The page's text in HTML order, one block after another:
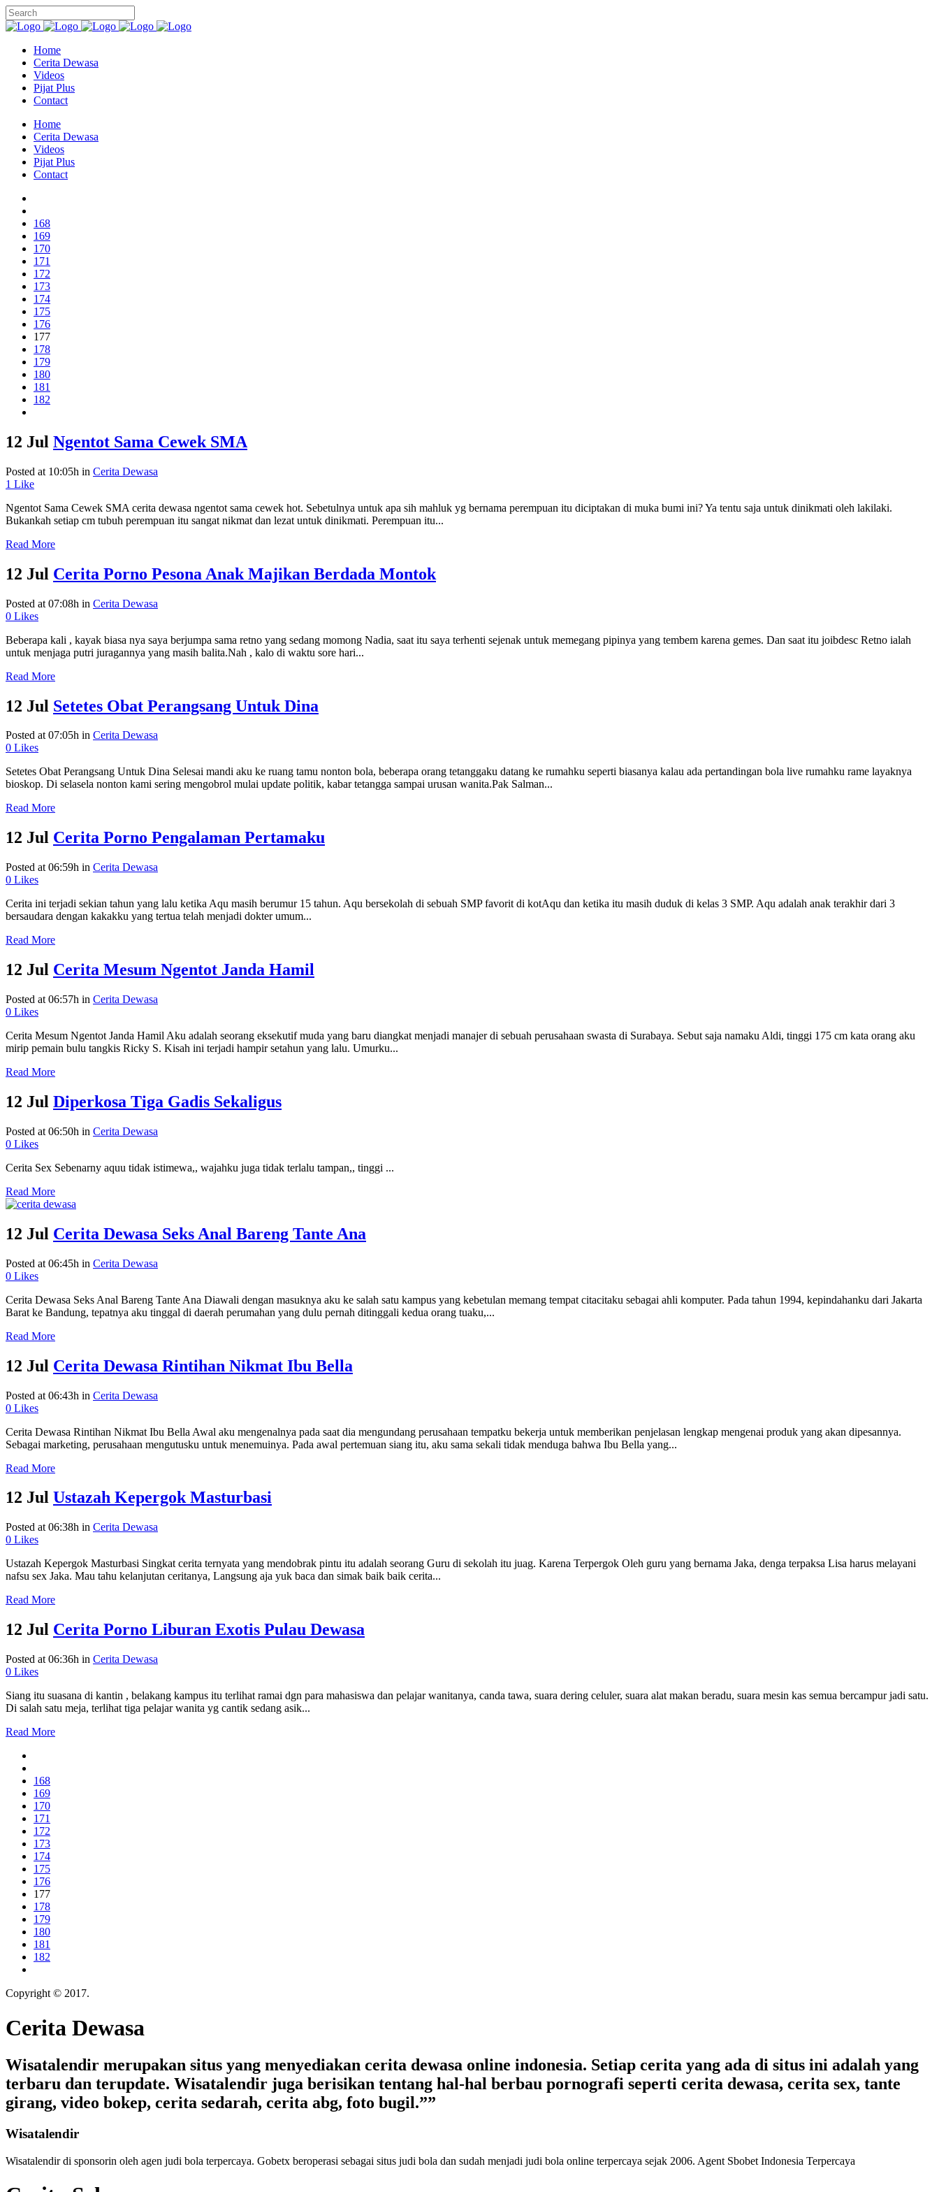
Home
Cerita Dewasa
Videos
Pijat Plus
Contact
Home
Cerita Dewasa
Videos
Pijat Plus
Contact
168
169
170
171
172
173
174
175
176
177
178
179
180
181
182
12 Jul Ngentot Sama Cewek SMA
Posted at 10:05h in Cerita Dewasa
1 Like
Ngentot Sama Cewek SMA cerita dewasa ngentot sama cewek hot. Sebetulnya untuk apa sih mahluk yg bernama perempuan itu diciptakan di muka bumi ini? Ya tentu saja untuk dinikmati oleh lakilaki.
Bukankah setiap cm tubuh perempuan itu sangat nikmat dan lezat untuk dinikmati. Perempuan itu...
Read More
12 Jul Cerita Porno Pesona Anak Majikan Berdada Montok
Posted at 07:08h in Cerita Dewasa
0 Likes
Beberapa kali , kayak biasa nya saya berjumpa sama retno yang sedang momong Nadia, saat itu saya terhenti sejenak untuk memegang pipinya yang tembem karena gemes. Dan saat itu joibdesc Retno ialah
untuk menjaga putri juragannya yang masih balita.Nah , kalo di waktu sore hari...
Read More
12 Jul Setetes Obat Perangsang Untuk Dina
Posted at 07:05h in Cerita Dewasa
0 Likes
Setetes Obat Perangsang Untuk Dina Selesai mandi aku ke ruang tamu nonton bola, beberapa orang tetanggaku datang ke rumahku seperti biasanya kalau ada pertandingan bola live rumahku rame layaknya
bioskop. Di selasela nonton kami sering mengobrol mulai update politik, kabar tetangga sampai urusan wanita.Pak Salman...
Read More
12 Jul Cerita Porno Pengalaman Pertamaku
Posted at 06:59h in Cerita Dewasa
0 Likes
Cerita ini terjadi sekian tahun yang lalu ketika Aqu masih berumur 15 tahun. Aqu bersekolah di sebuah SMP favorit di kotAqu dan ketika itu masih duduk di kelas 3 SMP. Aqu adalah anak terakhir dari 3
bersaudara dengan kakakku yang tertua telah menjadi dokter umum...
Read More
12 Jul Cerita Mesum Ngentot Janda Hamil
Posted at 06:57h in Cerita Dewasa
0 Likes
Cerita Mesum Ngentot Janda Hamil Aku adalah seorang eksekutif muda yang baru diangkat menjadi manajer di sebuah perusahaan swasta di Surabaya. Sebut saja namaku Aldi, tinggi 175 cm kata orang aku
mirip pemain bulu tangkis Ricky S. Kisah ini terjadi hampir setahun yang lalu. Umurku...
Read More
12 Jul Diperkosa Tiga Gadis Sekaligus
Posted at 06:50h in Cerita Dewasa
0 Likes
Cerita Sex Sebenarny aquu tidak istimewa,, wajahku juga tidak terlalu tampan,, tinggi ...
Read More
12 Jul Cerita Dewasa Seks Anal Bareng Tante Ana
Posted at 06:45h in Cerita Dewasa
0 Likes
Cerita Dewasa Seks Anal Bareng Tante Ana Diawali dengan masuknya aku ke salah satu kampus yang kebetulan memang tempat citacitaku sebagai ahli komputer. Pada tahun 1994, kepindahanku dari Jakarta
Barat ke Bandung, tepatnya aku tinggal di daerah perumahan yang dulu pernah ditinggali kedua orang tuaku,...
Read More
12 Jul Cerita Dewasa Rintihan Nikmat Ibu Bella
Posted at 06:43h in Cerita Dewasa
0 Likes
Cerita Dewasa Rintihan Nikmat Ibu Bella Awal aku mengenalnya pada saat dia mengundang perusahaan tempatku bekerja untuk memberikan penjelasan lengkap mengenai produk yang akan dipesannya.
Sebagai marketing, perusahaan mengutusku untuk menemuinya. Pada awal pertemuan siang itu, aku sama sekali tidak menduga bahwa Ibu Bella yang...
Read More
12 Jul Ustazah Kepergok Masturbasi
Posted at 06:38h in Cerita Dewasa
0 Likes
Ustazah Kepergok Masturbasi Singkat cerita ternyata yang mendobrak pintu itu adalah seorang Guru di sekolah itu juag. Karena Terpergok Oleh guru yang bernama Jaka, denga terpaksa Lisa harus melayani
nafsu sex Jaka. Mau tahu kelanjutan ceritanya, Langsung aja yuk baca dan simak baik baik cerita...
Read More
12 Jul Cerita Porno Liburan Exotis Pulau Dewasa
Posted at 06:36h in Cerita Dewasa
0 Likes
Siang itu suasana di kantin , belakang kampus itu terlihat ramai dgn para mahasiswa dan pelajar wanitanya, canda tawa, suara dering celuler, suara alat makan beradu, suara mesin kas semua bercampur jadi satu.
Di salah satu meja, terlihat tiga pelajar wanita yg cantik sedang asik...
Read More
168
169
170
171
172
173
174
175
176
177
178
179
180
181
182
Copyright © 2017.
Cerita Dewasa
Wisatalendir merupakan situs yang menyediakan cerita dewasa online indonesia. Setiap cerita yang ada di situs ini adalah yang
terbaru dan terupdate. Wisatalendir juga berisikan tentang hal-hal berbau pornografi seperti cerita dewasa, cerita sex, tante
girang, video bokep, cerita sedarah, cerita abg, foto bugil.””
Wisatalendir
Wisatalendir di sponsorin oleh agen judi bola terpercaya. Gobetx beroperasi sebagai situs judi bola dan sudah menjadi judi bola online terpercaya sejak 2006. Agent Sbobet Indonesia Terpercaya